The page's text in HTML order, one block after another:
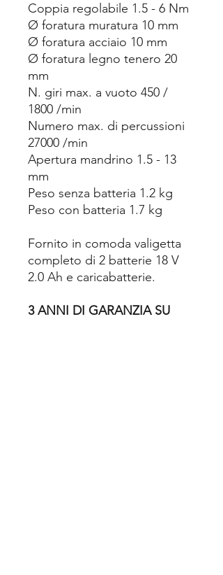
Coppia regolabile 1.5 - 6 Nm
Ø foratura muratura 10 mm
Ø foratura acciaio 10 mm
Ø foratura legno tenero 20
mm
N. giri max. a vuoto 450 /
1800 /min
Numero max. di percussioni
27000 /min
Apertura mandrino 1.5 - 13
mm
Peso senza batteria 1.2 kg
Peso con batteria 1.7 kg
Fornito in comoda valigetta
completo di 2 batterie 18 V
2.0 Ah e caricabatterie.
3 ANNI DI GARANZIA SU